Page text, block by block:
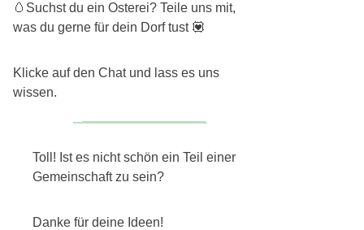
🥚Suchst du ein Osterei? Teile uns mit,
was du gerne für dein Dorf tust 💟
Klicke auf den Chat und lass es uns
wissen.
Toll! Ist es nicht schön ein Teil einer
Gemeinschaft zu sein?
Danke für deine Ideen!